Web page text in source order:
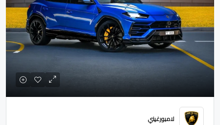
لامبورغيني